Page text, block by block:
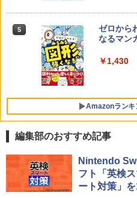
5
ゼロから
なるマン
￥1,430
Amazonランキ
1
Amazon
ンチ) ピ
キッズコ
1
タッチペ
1000 英
￥5,478
1
ThinkFun
メイズ
日本語説
スマス
編集部のおすすめ記事
Nintendo
フト「英検
ート対策」